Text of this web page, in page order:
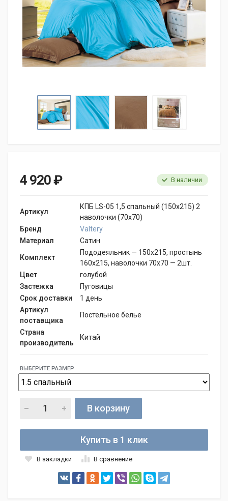
4 920 ₽ В наличии
Артикул
КПБ LS-05 1,5 спальный (150х215) 2
наволочки (70х70)
Бренд
Valtery
Материал
Сатин
Комплект
Пододеяльник — 150х215, простынь
160х215, наволочки 70х70 — 2шт.
Цвет
голубой
Застежка
Пуговицы
Срок доставки
1 день
Артикул
поставщика
Постельное белье
Страна
производитель
Китай
ВЫБЕРИТЕ РАЗМЕР
В корзину
Купить в 1 клик
В закладки В сравнение